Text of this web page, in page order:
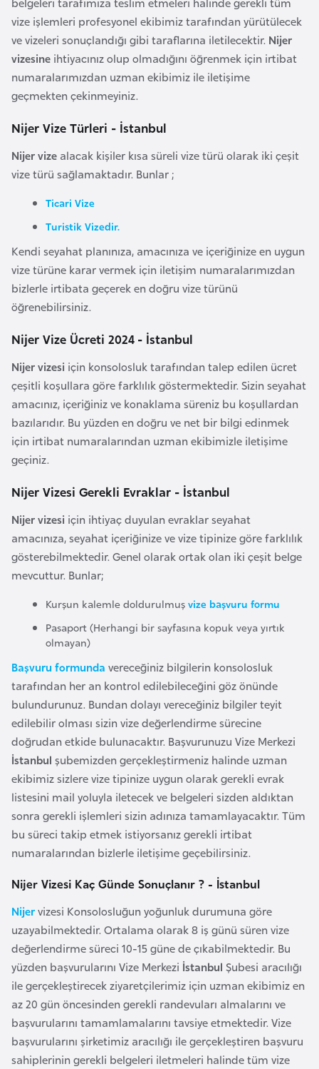
vize işlemleri profesyonel ekibimiz tarafından yürütülecek
ve vizeleri sonuçlandığı gibi taraflarına iletilecektir. Nijer
vizesine ihtiyacınız olup olmadığını öğrenmek için irtibat
numaralarımızdan uzman ekibimiz ile iletişime
geçmekten çekinmeyiniz.
Nijer Vize Türleri - İstanbul
Nijer vize alacak kişiler kısa süreli vize türü olarak iki çeşit
vize türü sağlamaktadır. Bunlar ;
Ticari Vize
Turistik Vizedir.
Kendi seyahat planınıza, amacınıza ve içeriğinize en uygun
vize türüne karar vermek için iletişim numaralarımızdan
bizlerle irtibata geçerek en doğru vize türünü
öğrenebilirsiniz.
Nijer Vize Ücreti 2024 - İstanbul
Nijer vizesi için konsolosluk tarafından talep edilen ücret
çeşitli koşullara göre farklılık göstermektedir. Sizin seyahat
amacınız, içeriğiniz ve konaklama süreniz bu koşullardan
bazılarıdır. Bu yüzden en doğru ve net bir bilgi edinmek
için irtibat numaralarından uzman ekibimizle iletişime
geçiniz.
Nijer Vizesi Gerekli Evraklar - İstanbul
Nijer vizesi için ihtiyaç duyulan evraklar seyahat
amacınıza, seyahat içeriğinize ve vize tipinize göre farklılık
gösterebilmektedir. Genel olarak ortak olan iki çeşit belge
mevcuttur. Bunlar;
Kurşun kalemle doldurulmuşvize başvuru formu
Pasaport (Herhangi bir sayfasına kopuk veya yırtık
olmayan)
Başvuru formunda vereceğiniz bilgilerin konsolosluk
tarafından her an kontrol edilebileceğini göz önünde
bulundurunuz. Bundan dolayı vereceğiniz bilgiler teyit
edilebilir olması sizin vize değerlendirme sürecine
doğrudan etkide bulunacaktır. Başvurunuzu Vize Merkezi
İstanbul şubemizden gerçekleştirmeniz halinde uzman
ekibimiz sizlere vize tipinize uygun olarak gerekli evrak
listesini mail yoluyla iletecek ve belgeleri sizden aldıktan
sonra gerekli işlemleri sizin adınıza tamamlayacaktır. Tüm
bu süreci takip etmek istiyorsanız gerekli irtibat
numaralarından bizlerle iletişime geçebilirsiniz.
Nijer Vizesi Kaç Günde Sonuçlanır ? - İstanbul
Nijervizesi Konsolosluğun yoğunluk durumuna göre
uzayabilmektedir. Ortalama olarak 8 iş günü süren vize
değerlendirme süreci 10-15 güne de çıkabilmektedir. Bu
yüzden başvurularını Vize Merkezi İstanbul Şubesi aracılığı
ile gerçekleştirecek ziyaretçilerimiz için uzman ekibimiz en
az 20 gün öncesinden gerekli randevuları almalarını ve
başvurularını tamamlamalarını tavsiye etmektedir. Vize
başvurularını şirketimiz aracılığı ile gerçekleştiren başvuru
sahiplerinin gerekli belgeleri iletmeleri halinde tüm vize
l
g
a
r
i
s
t
a
n
k
i
n
a
F
a
s
o
Ç
a
d
e
k
C
u
m
i
y
e
t
i
C
i
C
i
b
u
t
i